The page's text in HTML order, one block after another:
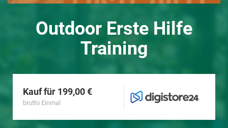
Outdoor Erste Hilfe
Training
Kauf für 199,00 €
brutto Einmal